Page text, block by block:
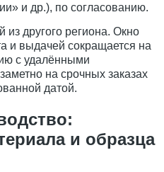
и др.), по согласованию.
из другого региона. Окно
и выдачей сокращается на
с удалёнными
на срочных заказах
датой.
и образца